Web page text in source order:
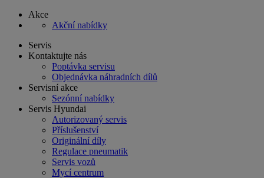
Akce
Akční nabídky
Servis
Kontaktujte nás
Poptávka servisu
Objednávka náhradních dílů
Servisní akce
Sezónní nabídky
Servis Hyundai
Autorizovaný servis
Příslušenství
Originální díly
Regulace pneumatik
Servis vozů
Mycí centrum